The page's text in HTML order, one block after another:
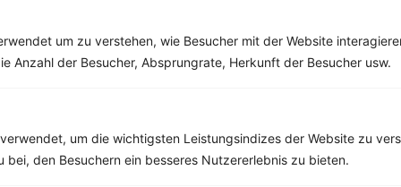
um zu verstehen, wie Besucher mit der Website
Anzahl der Besucher, Absprungrate, Herkunft der Besucher usw.
um die wichtigsten Leistungsindizes der Website zu
bei, den Besuchern ein besseres Nutzererlebnis zu bieten.
Fett:32 g
Eiweiß:39 g
Kohlehydrate:52 g